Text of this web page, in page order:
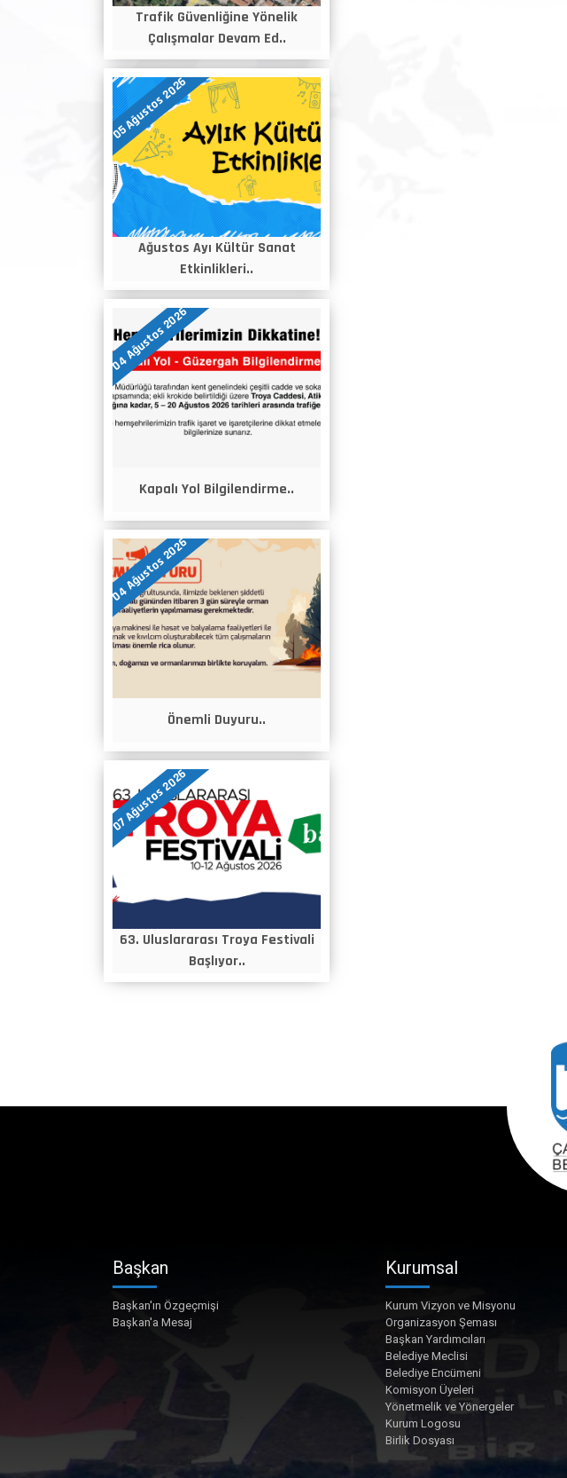
Trafik Güvenliğine Yönelik
Çalışmalar Devam Ed..
05 Ağustos 2026
Ağustos Ayı Kültür Sanat
Etkinlikleri..
04 Ağustos 2026
Kapalı Yol Bilgilendirme..
04 Ağustos 2026
Önemli Duyuru..
07 Ağustos 2026
63. Uluslararası Troya Festivali
Başlıyor..
Başkan
Başkan'ın Özgeçmişi
Başkan'a Mesaj
Kurumsal
Kurum Vizyon ve Misyonu
Organizasyon Şeması
Başkan Yardımcıları
Belediye Meclisi
Belediye Encümeni
Komisyon Üyeleri
Yönetmelik ve Yönergeler
Kurum Logosu
Birlik Dosyası